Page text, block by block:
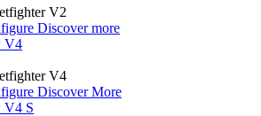
V2
Discover more
V4
V4
Discover More
V4 S